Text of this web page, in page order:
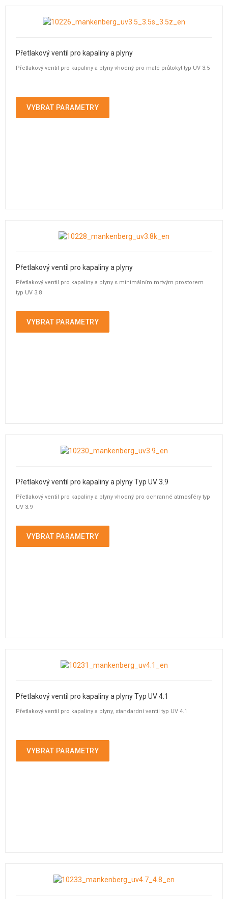
Přetlakový ventil pro kapaliny a plyny
Přetlakový ventil pro kapaliny a plyny vhodný pro malé průtokyt typ UV 3.5
VYBRAT PARAMETRY
Přetlakový ventil pro kapaliny a plyny
Přetlakový ventil pro kapaliny a plyny s minimálním mrtvým prostorem
typ UV 3.8
VYBRAT PARAMETRY
Přetlakový ventil pro kapaliny a plyny Typ UV 3.9
Přetlakový ventil pro kapaliny a plyny vhodný pro ochranné atmosféry typ
UV 3.9
VYBRAT PARAMETRY
Přetlakový ventil pro kapaliny a plyny Typ UV 4.1
Přetlakový ventil pro kapaliny a plyny, standardní ventil typ UV 4.1
VYBRAT PARAMETRY